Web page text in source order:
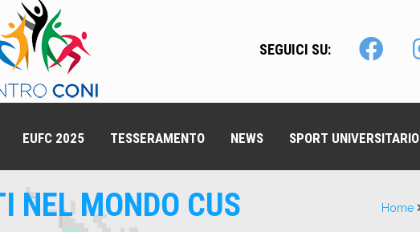
SEGUICI SU:
EUFC 2025 TESSERAMENTO NEWS SPORT UNIVERSITARIO
NEL MONDO CUS Home